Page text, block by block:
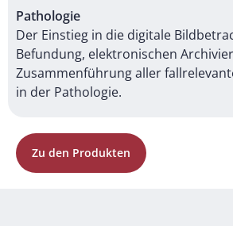
Pathologie
Der Einstieg in die digitale
Befundung, elektronischen
Zusammenführung aller
in der Pathologie.
Zu den Produkten